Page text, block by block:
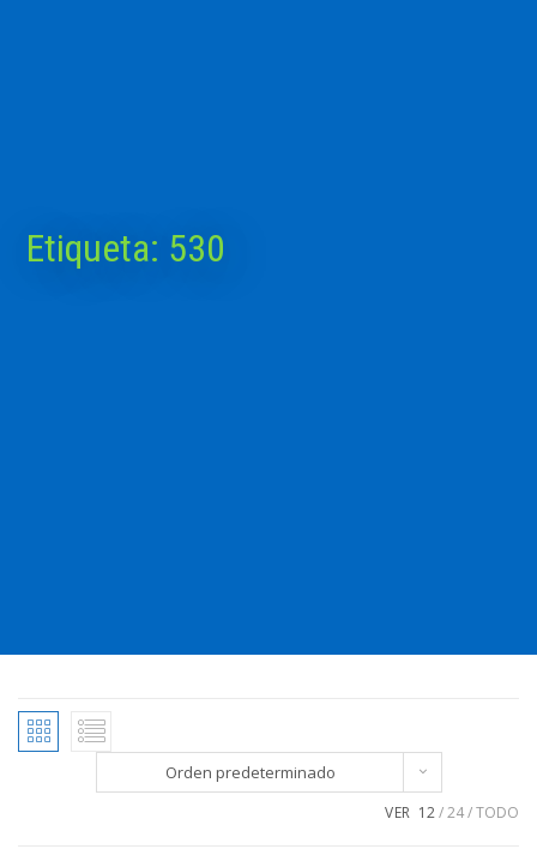
Etiqueta: 530
Orden predeterminado
VER 12 24 TODO